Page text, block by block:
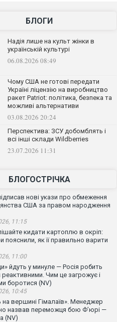
БЛОГИ
Надія лише на культ жінки в
українській культурі
06.08.2026 08:49
Чому США не готові передати
Україні ліцензію на виробництво
ракет Patriot: політика, безпека та
можливі альтернативи
03.08.2026 20:24
Перспектива: ЗСУ добомблять і
всі інші склади Wildberries
23.07.2026 11:31
БЛОГОСТРІЧКА
нові укази про обмеження
США за правом народження
11:15
кидати картоплю в окріп:
пояснили, як її правильно варити
11:00
йдуть у минуле — Росія робить
Чим це загрожує і
боротися (NV)
10:45
на вершині Гімалаїв». Менеджер
назвав переможця бою Ф’юрі —
(NV)